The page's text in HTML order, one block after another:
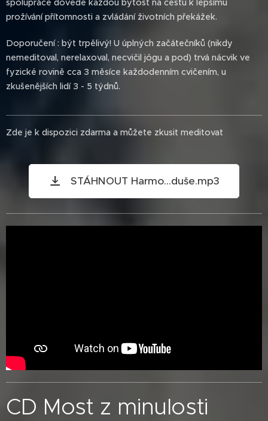
spolupráce dovede každou bytost na cestu k lepšímu
prožívání přítomnosti a zvládání životních překážek.
Doporučení : být trpělivý! U úplných začátečníků (nikdy
nemeditoval, nerelaxoval, necvičil jógu a pod) trvá nácvik ve
fyzické rovině cca 3 měsíce každodenním cvičením, u
zkušenějších lidí 3 - 5 týdnů.
Zde je k dispozici zdarma a můžete zkusit meditovat ❤️
STÁHNOUT Harmo...duše.mp3
CD Most z minulosti